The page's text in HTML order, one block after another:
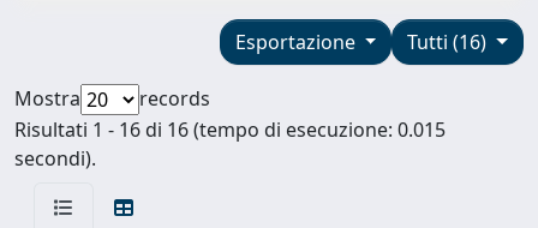
Tutti (16)
Esportazione
Mostra
records
Risultati 1 - 16 di 16 (tempo di esecuzione: 0.015
secondi).